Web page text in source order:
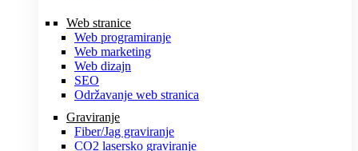
Web stranice
Web programiranje
Web marketing
Web dizajn
SEO
Održavanje web stranica
Graviranje
Fiber/Jag graviranje
CO2 lasersko graviranje